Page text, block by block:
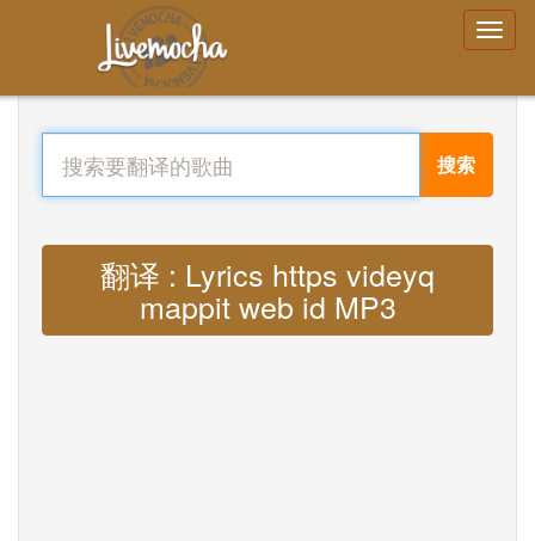
搜索
翻译 : Lyrics https videyq
mappit web id MP3